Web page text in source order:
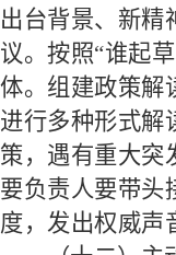
出台背景、新精
议。按照“谁起
体。组建政策解
进行多种形式解
策，遇有重大突
要负责人要带头
度，发出权威声